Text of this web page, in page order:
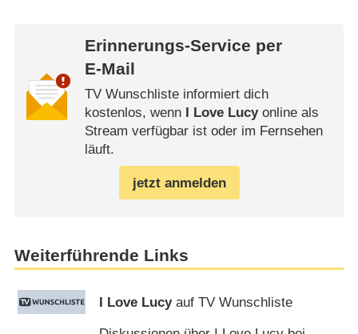
Erinnerungs-Service per
E-Mail
TV Wunschliste informiert dich
kostenlos, wenn
I Love Lucyonline als
Stream verfügbar ist oder im Fernsehen
läuft.
jetzt anmelden
Weiterführende Links
I Love Lucyauf TV Wunschliste